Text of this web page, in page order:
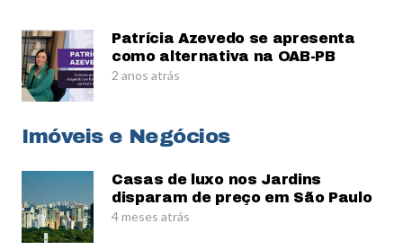
Patrícia Azevedo se apresenta
como alternativa na OAB-PB
2 anos atrás
Imóveis e Negócios
Casas de luxo nos Jardins
disparam de preço em São Paulo
4 meses atrás